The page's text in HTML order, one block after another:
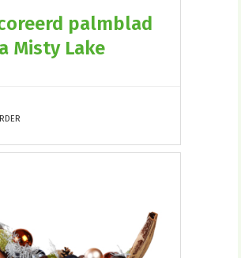
palmblad
Misty Lake